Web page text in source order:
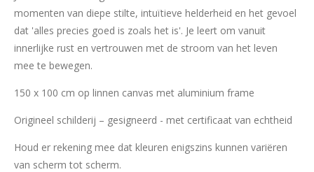
momenten van diepe stilte, intuïtieve helderheid en het gevoel
dat 'alles precies goed is zoals het is'. Je leert om vanuit
innerlijke rust en vertrouwen met de stroom van het leven
mee te bewegen.
150 x 100 cm op linnen canvas met aluminium frame
Origineel schilderij – gesigneerd - met certificaat van echtheid
Houd er rekening mee dat kleuren enigszins kunnen variëren
van scherm tot scherm.